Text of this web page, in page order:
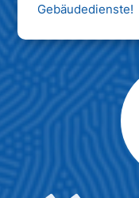
Gebäudedienste!